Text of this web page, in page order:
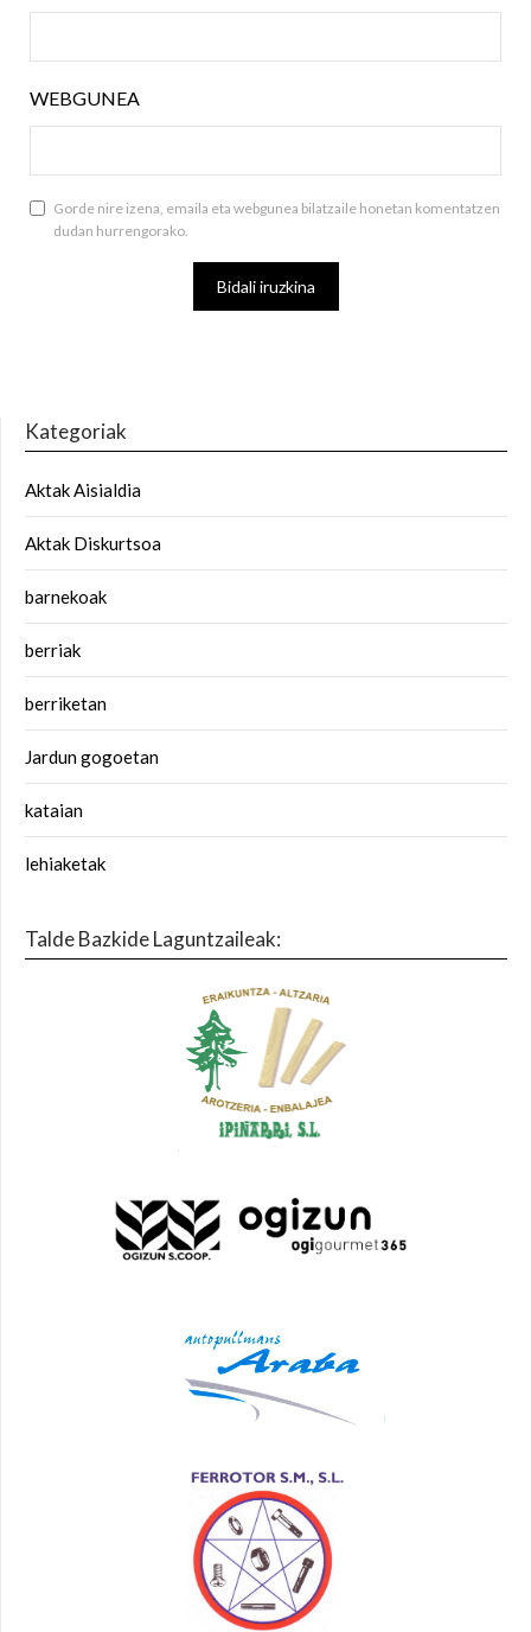
WEBGUNEA
Gorde nire izena, emaila eta webgunea bilatzaile honetan komentatzen
dudan hurrengorako.
Kategoriak
Aktak Aisialdia
Aktak Diskurtsoa
barnekoak
berriak
berriketan
Jardun gogoetan
kataian
lehiaketak
Talde Bazkide Laguntzaileak: